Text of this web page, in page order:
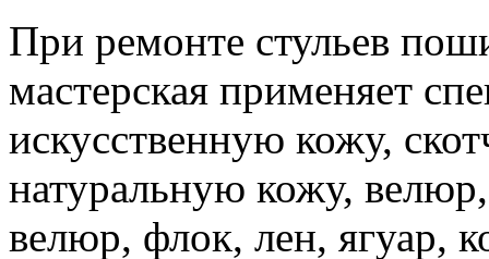
При ремонте стульев
мастерская применяет
искусственную кожу,
натуральную кожу,
велюр, флок, лен, ягуар,